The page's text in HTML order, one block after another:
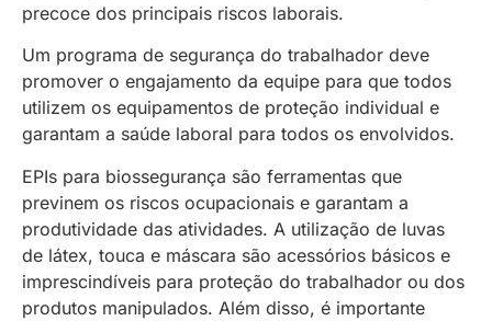
precoce dos principais riscos laborais.
Um programa de segurança do trabalhador deve
promover o engajamento da equipe para que todos
utilizem os equipamentos de proteção individual e
garantam a saúde laboral para todos os envolvidos.
EPIs para biossegurança são ferramentas que
previnem os riscos ocupacionais e garantam a
produtividade das atividades. A utilização de luvas
de látex, touca e máscara são acessórios básicos e
imprescindíveis para proteção do trabalhador ou dos
produtos manipulados. Além disso, é importante